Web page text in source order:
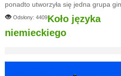
ponadto utworzyła się jedna grupa
Odsłony: 4409Koło języka
niemieckiego